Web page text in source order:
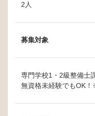
2人
募集対象
専門学校1・2級整備士
無資格未経験でもOK